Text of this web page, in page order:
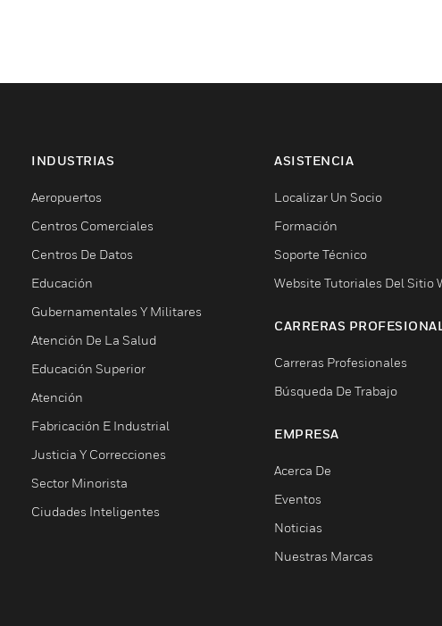
INDUSTRIAS
Aeropuertos
Centros Comerciales
Centros De Datos
Educación
Gubernamentales Y Militares
Atención De La Salud
Educación Superior
Atención
Fabricación E Industrial
Justicia Y Correcciones
Sector Minorista
Ciudades Inteligentes
ASISTENCIA
Localizar Un Socio
Formación
Soporte Técnico
Website Tutoriales Del Sitio
CARRERAS
Carreras Profesionales
Búsqueda De Trabajo
EMPRESA
Acerca De
Eventos
Noticias
Nuestras Marcas